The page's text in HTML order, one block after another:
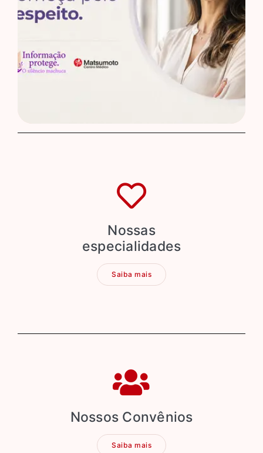
Nossas
especialidades
Saiba mais
Nossos Convênios
Saiba mais